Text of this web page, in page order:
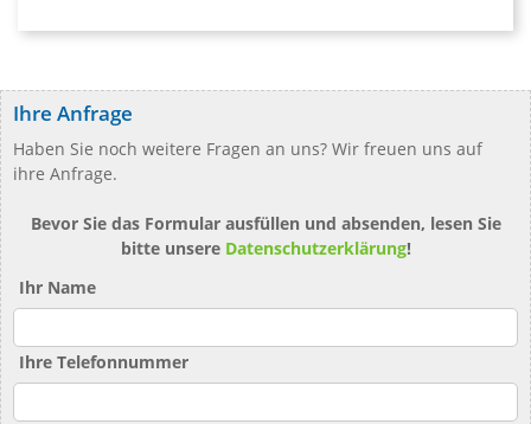
Ihre Anfrage
Haben Sie noch weitere Fragen an uns? Wir freuen uns auf
ihre Anfrage.
Bevor Sie das Formular ausfüllen und absenden, lesen Sie
bitte unsere Datenschutzerklärung!
Ihr Name
Ihre Telefonnummer